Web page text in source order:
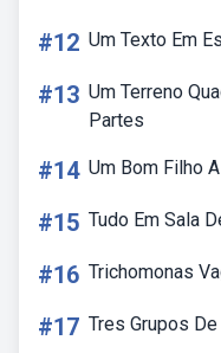
#12 Um Texto Em
#13 Um Terreno
Partes
#14 Um Bom Filho
#15 Tudo Em Sala
#16 Trichomonas
#17 Tres Grupos